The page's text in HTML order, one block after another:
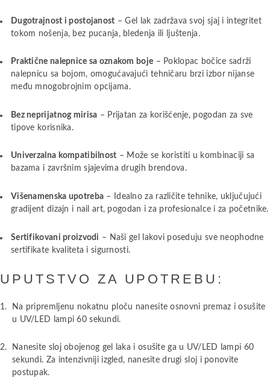
Dugotrajnost i postojanost – Gel lak zadržava svoj sjaj i integritet
tokom nošenja, bez pucanja, bledenja ili ljuštenja.
Praktične nalepnice sa oznakom boje – Poklopac bočice sadrži
nalepnicu sa bojom, omogućavajući tehničaru brzi izbor nijanse
među mnogobrojnim opcijama.
Bez neprijatnog mirisa – Prijatan za korišćenje, pogodan za sve
tipove korisnika.
Univerzalna kompatibilnost – Može se koristiti u kombinaciji sa
bazama i završnim sjajevima drugih brendova.
Višenamenska upotreba – Idealno za različite tehnike, uključujući
gradijent dizajn i nail art, pogodan i za profesionalce i za početnike.
Sertifikovani proizvodi – Naši gel lakovi poseduju sve neophodne
sertifikate kvaliteta i sigurnosti.
UPUTSTVO ZA UPOTREBU:
Na pripremljenu nokatnu ploču nanesite osnovni premaz i osušite
u UV/LED lampi 60 sekundi.
Nanesite sloj obojenog gel laka i osušite ga u UV/LED lampi 60
sekundi. Za intenzivniji izgled, nanesite drugi sloj i ponovite
postupak.